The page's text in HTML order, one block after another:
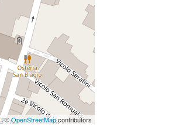
| ©OpenStreetMapcontributors